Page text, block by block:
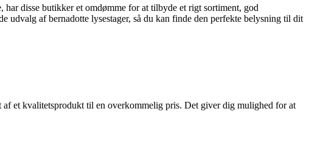
har disse butikker et omdømme for at tilbyde et rigt sortiment, god
udvalg af bernadotte lysestager, så du kan finde den perfekte belysning til dit
et kvalitetsprodukt til en overkommelig pris. Det giver dig mulighed for at